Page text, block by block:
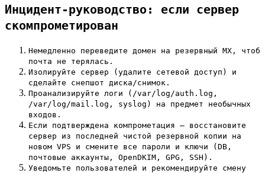
Инцидент-руководство: если сервер
скомпрометирован
Немедленно переведите домен на резервный MX, чтоб
почта не терялась.
Изолируйте сервер (удалите сетевой доступ) и
сделайте снепшот диска/снимок.
Проанализируйте логи (/var/log/auth.log,
/var/log/mail.log, syslog) на предмет необычных
входов.
Если подтверждена компрометация — восстановите
сервер из последней чистой резервной копии на
новом VPS и смените все пароли и ключи (DB,
почтовые аккаунты, OpenDKIM, GPG, SSH).
Уведомьте пользователей и рекомендируйте смену